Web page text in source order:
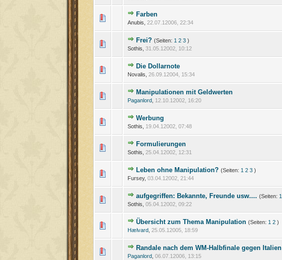
Farben
Anubis, 22.07.12006, 22:34
Frei? (Seiten: 1 2 3 )
Sothis, 31.05.12002, 10:12
Die Dollarnote
Novalis, 26.09.12004, 15:34
Manipulationen mit Geldwerten
Paganlord 12.10.12002, 16:20
Werbung
Sothis, 19.04.12002, 07:48
Formulierungen
Sothis, 25.04.12002, 12:31
Leben ohne Manipulation? (Seiten: 1 2 3 )
Fursey, 03.04.12002, 21:44
aufgegriffen: Bekannte, Freunde usw.... (Seiten: 1
Sothis, 05.04.12002, 09:22
Übersicht zum Thema Manipulation (Seiten: 1 2 )
Hælvard 25.05.12005, 18:59
Randale nach dem WM-Halbfinale gegen Italien
Paganlord 06.07.12006, 13:15